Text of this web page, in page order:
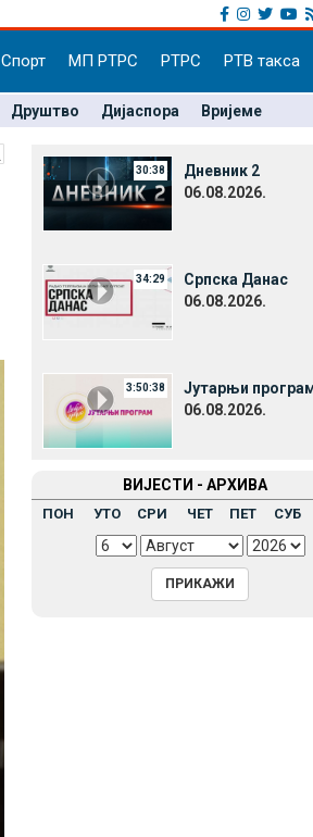
Спорт МП РТРС РТРС РТВ такса
Друштво Дијаспора Вријеме
30:38
Дневник 2
06.08.2026.
34:29
Српска Данас
06.08.2026.
3:50:38
Јутарњи
06.08.2026.
ВИЈЕСТИ - АРХИВА
ПОН УТО СРИ ЧЕТ ПЕТ СУБ